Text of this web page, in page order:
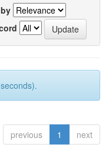
previous 1 next